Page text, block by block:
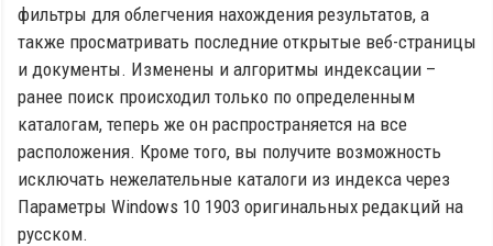
фильтры для облегчения нахождения результатов, а
также просматривать последние открытые веб-страницы
и документы. Изменены и алгоритмы индексации –
ранее поиск происходил только по определенным
каталогам, теперь же он распространяется на все
расположения. Кроме того, вы получите возможность
исключать нежелательные каталоги из индекса через
Параметры Windows 10 1903 оригинальных редакций на
русском.